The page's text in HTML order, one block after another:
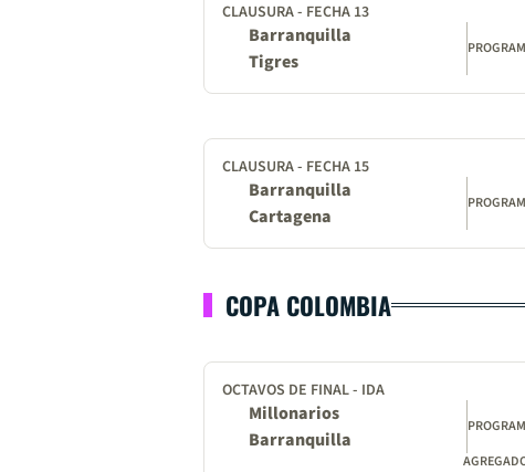
CLAUSURA - FECHA 13
Barranquilla
Tigres
CLAUSURA - FECHA 15
Barranquilla
Cartagena
COPA COLOMBIA
OCTAVOS DE FINAL - IDA
Millonarios
Barranquilla